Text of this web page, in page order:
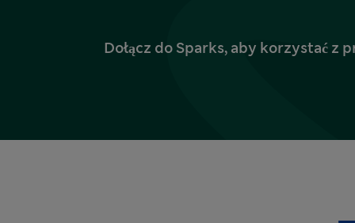
Dołącz do Sparks, aby korzystać z